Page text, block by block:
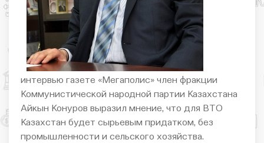
интервью газете «Мегаполис» член фракции
Коммунистической народной партии Казахстана
Айкын Конуров выразил мнение, что для ВТО
Казахстан будет сырьевым придатком, без
промышленности и сельского хозяйства.